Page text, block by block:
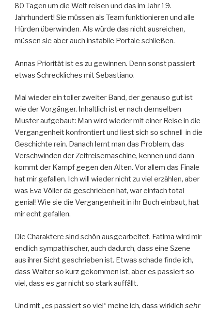
80 Tagen um die Welt reisen und das im Jahr 19.
Jahrhundert! Sie müssen als Team funktionieren und alle
Hürden überwinden. Als würde das nicht ausreichen,
müssen sie aber auch instabile Portale schließen.
Annas Priorität ist es zu gewinnen. Denn sonst passiert
etwas Schreckliches mit Sebastiano.
Mal wieder ein toller zweiter Band, der genauso gut ist
wie der Vorgänger. Inhaltlich ist er nach demselben
Muster aufgebaut: Man wird wieder mit einer Reise in die
Vergangenheit konfrontiert und liest sich so schnell in die
Geschichte rein. Danach lernt man das Problem, das
Verschwinden der Zeitreisemaschine, kennen und dann
kommt der Kampf gegen den Alten. Vor allem das Finale
hat mir gefallen. Ich will wieder nicht zu viel erzählen, aber
was Eva Völler da geschrieben hat, war einfach total
genial! Wie sie die Vergangenheit in ihr Buch einbaut, hat
mir echt gefallen.
Die Charaktere sind schön ausgearbeitet. Fatima wird mir
endlich sympathischer, auch dadurch, dass eine Szene
aus ihrer Sicht geschrieben ist. Etwas schade finde ich,
dass Walter so kurz gekommen ist, aber es passiert so
viel, dass es gar nicht so stark auffällt.
Und mit „es passiert so viel“ meine ich, dass wirklich sehr